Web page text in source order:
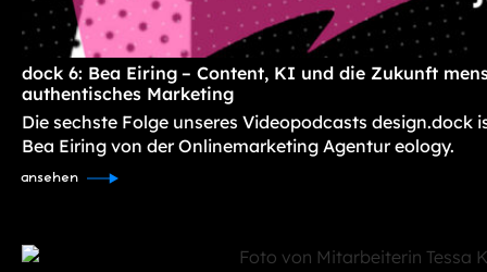
dock 6: Bea Eiring – Content, KI und die Zukunft
authentisches Marketing
Die sechste Folge unseres Videopodcasts design.dock
Bea Eiring von der Onlinemarketing Agentur eology.
ansehen